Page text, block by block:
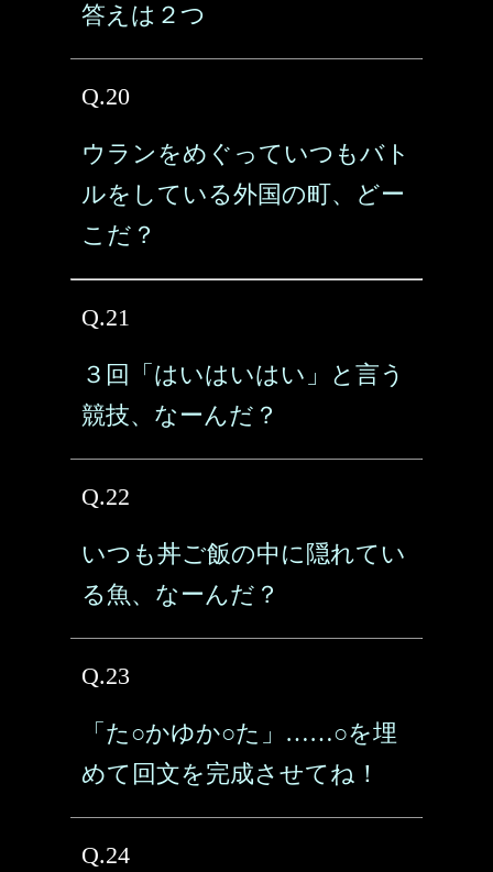
答えは２つ
Q.20
ウランをめぐっていつもバト
ルをしている外国の町、どー
こだ？
Q.21
３回「はいはいはい」と言う
競技、なーんだ？
Q.22
いつも丼ご飯の中に隠れてい
る魚、なーんだ？
Q.23
「た○かゆか○た」……○を埋
めて回文を完成させてね！
Q.24